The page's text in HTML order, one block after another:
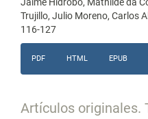
Trujillo, Julio Moreno, Carlos
116-127
PDF HTML EPUB
Artículos originales.